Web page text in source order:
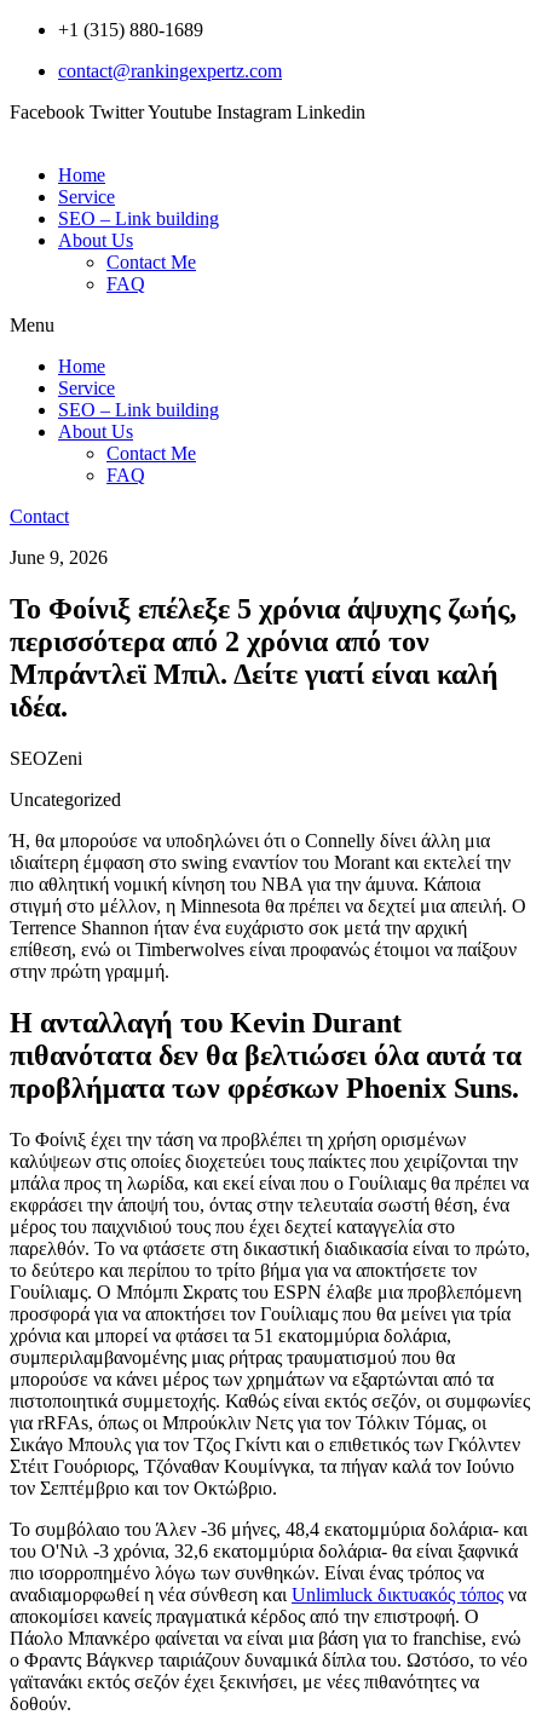
Skip
content
+1 (315) 880-1689
contact@rankingexpertz.com
Facebook TwitterYoutube Instagram Linkedin
Home
Service
SEO – Link building
About Us
Contact Me
FAQ
Menu
Home
Service
SEO – Link building
About Us
Contact Me
FAQ
Contact
June 9, 2026
Το Φοίνιξ επέλεξε 5 χρόνια άψυχης ζωής,
περισσότερα από 2 χρόνια από τον
Μπράντλεϊ Μπιλ. Δείτε γιατί είναι καλή
ιδέα.
SEOZeni
Uncategorized
Ή, θα μπορούσε να υποδηλώνει ότι ο Connelly δίνει άλλη μια
ιδιαίτερη έμφαση στο swing εναντίον του Morant και εκτελεί την
πιο αθλητική νομική κίνηση του NBA για την άμυνα. Κάποια
στιγμή στο μέλλον, η Minnesota θα πρέπει να δεχτεί μια απειλή. Ο
Terrence Shannon ήταν ένα ευχάριστο σοκ μετά την αρχική
επίθεση, ενώ οι Timberwolves είναι προφανώς έτοιμοι να παίξουν
στην πρώτη γραμμή.
Η ανταλλαγή του Kevin Durant
πιθανότατα δεν θα βελτιώσει όλα αυτά τα
προβλήματα των φρέσκων Phoenix Suns.
Το Φοίνιξ έχει την τάση να προβλέπει τη χρήση ορισμένων
καλύψεων στις οποίες διοχετεύει τους παίκτες που χειρίζονται την
μπάλα προς τη λωρίδα, και εκεί είναι που ο Γουίλιαμς θα πρέπει να
εκφράσει την άποψή του, όντας στην τελευταία σωστή θέση, ένα
μέρος του παιχνιδιού τους που έχει δεχτεί καταγγελία στο
παρελθόν. Το να φτάσετε στη δικαστική διαδικασία είναι το πρώτο,
το δεύτερο και περίπου το τρίτο βήμα για να αποκτήσετε τον
Γουίλιαμς. Ο Μπόμπι Σκρατς του ESPN έλαβε μια προβλεπόμενη
προσφορά για να αποκτήσει τον Γουίλιαμς που θα μείνει για τρία
χρόνια και μπορεί να φτάσει τα 51 εκατομμύρια δολάρια,
συμπεριλαμβανομένης μιας ρήτρας τραυματισμού που θα
μπορούσε να κάνει μέρος των χρημάτων να εξαρτώνται από τα
πιστοποιητικά συμμετοχής. Καθώς είναι εκτός σεζόν, οι συμφωνίες
για rRFAs, όπως οι Μπρούκλιν Νετς για τον Τόλκιν Τόμας, οι
Σικάγο Μπουλς για τον Τζος Γκίντι και ο επιθετικός των Γκόλντεν
Στέιτ Γουόριορς, Τζόναθαν Κουμίνγκα, τα πήγαν καλά τον Ιούνιο
τον Σεπτέμβριο και τον Οκτώβριο.
Το συμβόλαιο του Άλεν -36 μήνες, 48,4 εκατομμύρια δολάρια- και
του Ο'Νιλ -3 χρόνια, 32,6 εκατομμύρια δολάρια- θα είναι ξαφνικά
πιο ισορροπημένο λόγω των συνθηκών. Είναι ένας τρόπος να
αναδιαμορφωθεί η νέα σύνθεση και Unlimluck δικτυακός τόπος να
αποκομίσει κανείς πραγματικά κέρδος από την επιστροφή. Ο
Πάολο Μπανκέρο φαίνεται να είναι μια βάση για το franchise, ενώ
ο Φραντς Βάγκνερ ταιριάζουν δυναμικά δίπλα του. Ωστόσο, το νέο
γαϊτανάκι εκτός σεζόν έχει ξεκινήσει, με νέες πιθανότητες να
δοθούν.